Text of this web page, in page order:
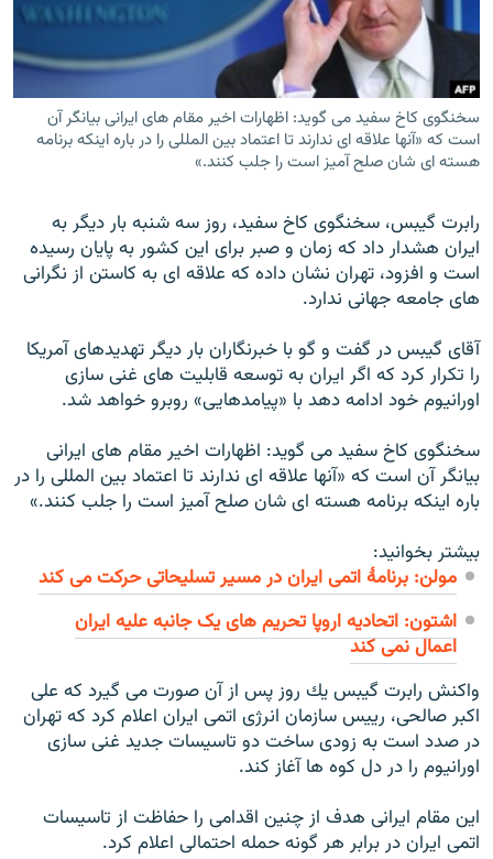
زبان‌های دیگر
سخنگوى كاخ سفيد مى گويد: اظهارات اخير مقام هاى ايرانى بيانگر آن
است كه «آنها علاقه اى ندارند تا اعتماد بين المللى را در باره اينكه برنامه
هسته اى شان صلح آميز است را جلب كنند.»
رابرت گيبس، سخنگوى كاخ سفيد، روز سه شنبه بار ديگر به
ايران هشدار داد كه زمان و صبر براى اين كشور به پايان رسيده
است و افزود، تهران نشان داده كه علاقه اى به كاستن از نگرانى
هاى جامعه جهانى ندارد.
آقاى گيبس در گفت و گو با خبرنگاران بار ديگر تهديدهاى آمريكا
را تكرار كرد كه اگر ايران به توسعه قابليت هاى غنى سازى
اورانيوم خود ادامه دهد با «پيامدهايى» روبرو خواهد شد.
سخنگوى كاخ سفيد مى گويد: اظهارات اخير مقام هاى ايرانى
بيانگر آن است كه «آنها علاقه اى ندارند تا اعتماد بين المللى را در
باره اينكه برنامه هسته اى شان صلح آميز است را جلب كنند.»
بیشتر بخوانید:
مولن: برنامۀ اتمى ايران در مسير تسليحاتى حركت مى كند
اشتون: اتحادیه اروپا تحریم های یک جانبه علیه ایران
اعمال نمی کند
واكنش رابرت گيبس يك روز پس از آن صورت مى گيرد كه على
اكبر صالحى، رييس سازمان انرژى اتمى ايران اعلام كرد كه تهران
در صدد است به زودى ساخت دو تاسيسات جديد غنى سازى
اورانيوم را در دل كوه ها آغاز كند.
اين مقام ايرانى هدف از چنين اقدامى را حفاظت از تاسيسات
اتمى ايران در برابر هر گونه حمله احتمالى اعلام كرد.